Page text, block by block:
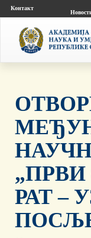
Контакт
РАТ –